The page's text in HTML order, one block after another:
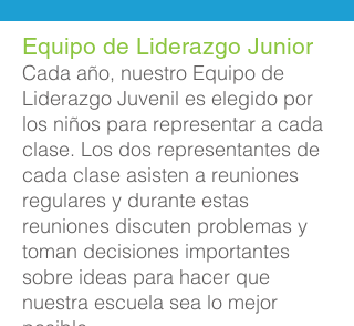
Equipo de Liderazgo Junior
Cada año, nuestro Equipo de
Liderazgo Juvenil es elegido por
los niños para representar a cada
clase. Los dos representantes de
cada clase asisten a reuniones
regulares y durante estas
reuniones discuten problemas y
toman decisiones importantes
sobre ideas para hacer que
nuestra escuela sea lo mejor